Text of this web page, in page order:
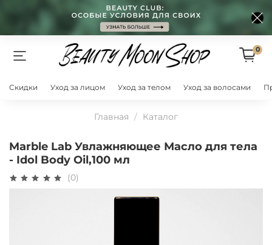
0
Скидки Уход за лицом Уход за телом Уход за волосами
Главная Каталог
Marble Lab Увлажняющее Масло для тела
- Idol Body Oil,100 мл
(0)